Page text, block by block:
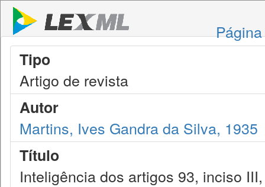
Tipo
Artigo de revista
Autor
Martins, Ives Gandra da Silva, 1935
Título
Inteligência dos artigos 93, inciso